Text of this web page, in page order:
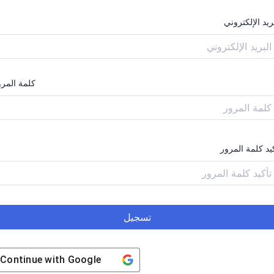
الإلكتروني
كلمة
كلمة المرور
تسجيل
Continue with Google